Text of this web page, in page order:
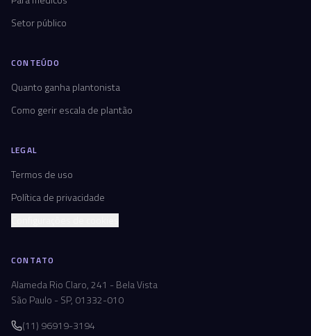
Setor público
CONTEÚDO
Quanto ganha plantonista
Como gerir escala de plantão
LEGAL
Termos de uso
Política de privacidade
CONTATO
Alameda Rio Claro, 241 - Bela Vista
São Paulo - SP, 01332-010
(11) 96919-3194